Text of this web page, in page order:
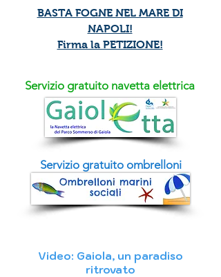
BASTA FOGNE NEL MARE DI
NAPOLI!
Firma la PETIZIONE!
Servizio gratuito navetta elettrica
Servizio gratuito ombrelloni
Video: Gaiola, un paradiso
ritrovato